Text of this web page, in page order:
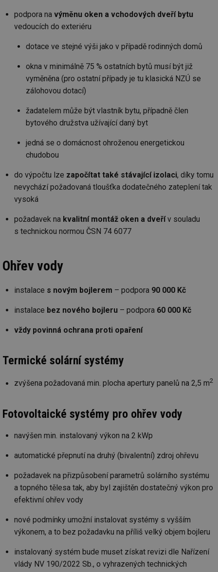
podpora na výměnu oken a vchodových dveří bytu
vedoucích do exteriéru
dotace ve stejné výši jako v případě rodinných domů
okna v minimálně 75 % ostatních bytů musí být již
vyměněna (pro ostatní případy je tu klasická NZÚ se
zálohovou dotací)
žadatelem může být vlastník bytu, případně člen
bytového družstva užívající daný byt
jedná se o domácnost ohroženou energetickou
chudobou
do výpočtu lze započítat také stávající izolaci, díky tomu
nevychází požadovaná tloušťka dodatečného zateplení tak
vysoká
požadavek na kvalitní montáž oken a dveřív souladu
s technickou normou ČSN 74 6077
Ohřev vody
instalace s novým bojlerem – podpora 90 000 Kč
instalace bez nového bojleru – podpora 60 000 Kč
vždy povinná ochrana proti opaření
Termické solární systémy
zvýšena požadovaná min. plocha apertury panelů na 2,5 m2
Fotovoltaické systémy pro ohřev vody
navýšen min. instalovaný výkon na 2 kWp
automatické přepnutí na druhý (bivalentní) zdroj ohřevu
požadavek na přizpůsobení parametrů solárního systému
a topného tělesa tak, aby byl zajištěn dostatečný výkon pro
efektivní ohřev vody
nové podmínky umožní instalovat systémy s vyšším
výkonem, a to bez požadavku na příliš velký objem bojleru
instalovaný systém bude muset získat revizi dle Nařízení
vlády NV 190/2022 Sb., o vyhrazených technických